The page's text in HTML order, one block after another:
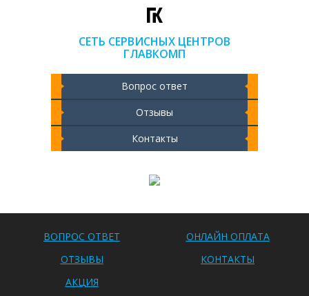
СЕТЬ СЕРВИСНЫХ ЦЕНТРОВ
ГЛАВКОМП
Вопрос ответ
Отзывы
Контакты
ВОПРОС ОТВЕТ
ОНЛАЙН ОПЛАТА
ОТЗЫВЫ
КОНТАКТЫ
АКЦИЯ